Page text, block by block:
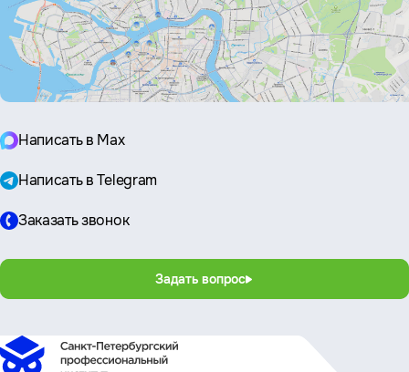
Написать в Max
Написать в Telegram
Заказать звонок
Задать вопрос